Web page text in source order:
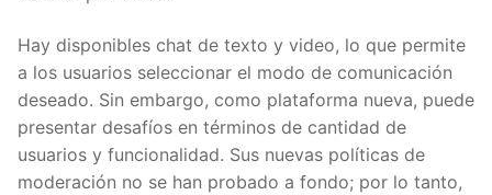
Hay disponibles chat de texto y video, lo que permite
a los usuarios seleccionar el modo de comunicación
deseado. Sin embargo, como plataforma nueva, puede
presentar desafíos en términos de cantidad de
usuarios y funcionalidad. Sus nuevas políticas de
moderación no se han probado a fondo; por lo tanto,